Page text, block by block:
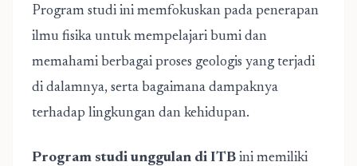
Program studi ini memfokuskan pada penerapan
ilmu fisika untuk mempelajari bumi dan
memahami berbagai proses geologis yang terjadi
di dalamnya, serta bagaimana dampaknya
terhadap lingkungan dan kehidupan.
Program studi unggulan di ITB ini memiliki